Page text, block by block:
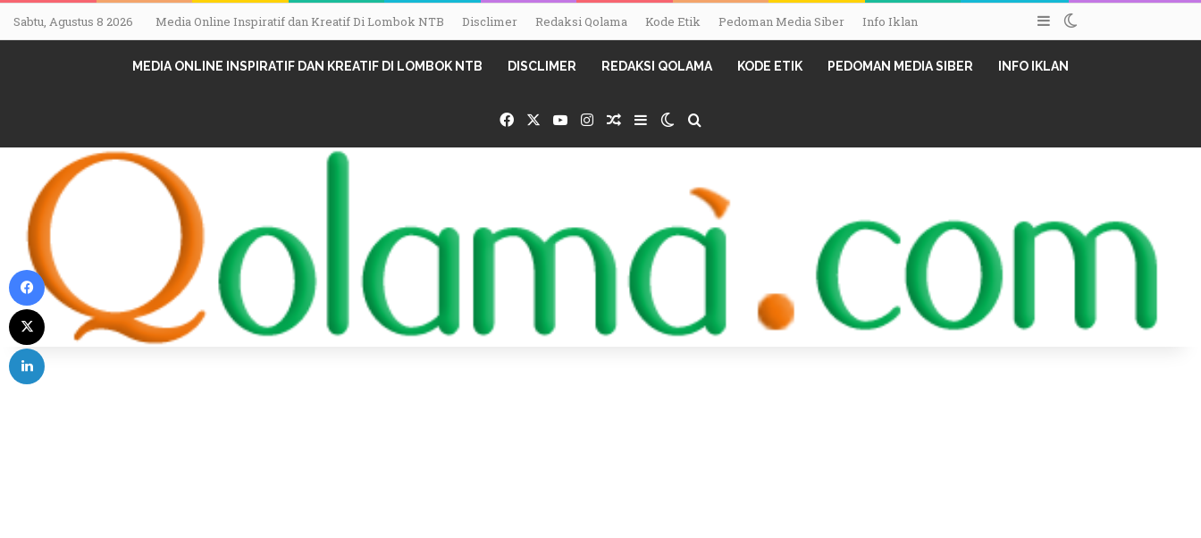
Sabtu, Agustus 8 2026 Media Online Inspiratif dan Kreatif Di Lombok NTB Disclimer Redaksi Qolama Kode Etik Pedoman Media Siber Info Iklan Sidebar
MEDIA ONLINE INSPIRATIF DAN KREATIF DI LOMBOK NTB DISCLIMER REDAKSI QOLAMA KODE ETIK PEDOMAN MEDIA SIBER INFO IKLAN
Facebook YouTubeInstagram
Random Article
SidebarSwitch skin
Facebook